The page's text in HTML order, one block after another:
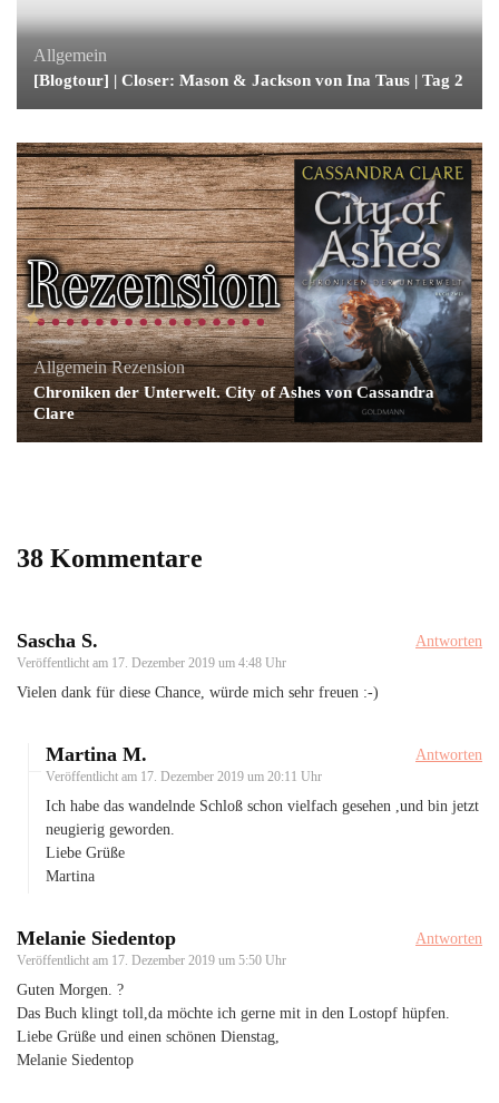
Allgemein
[Blogtour] | Closer: Mason & Jackson von Ina Taus | Tag 2
Allgemein Rezension
Chroniken der Unterwelt. City of Ashes von Cassandra
Clare
38 Kommentare
Sascha S.
Veröffentlicht am 17. Dezember 2019 um 4:48 Uhr
Antworten
Vielen dank für diese Chance, würde mich sehr freuen :-)
Martina M.
Veröffentlicht am 17. Dezember 2019 um 20:11 Uhr
Antworten
Ich habe das wandelnde Schloß schon vielfach gesehen ,und bin jetzt
neugierig geworden.
Liebe Grüße
Martina
Melanie Siedentop
Veröffentlicht am 17. Dezember 2019 um 5:50 Uhr
Antworten
Guten Morgen. ?
Das Buch klingt toll,da möchte ich gerne mit in den Lostopf hüpfen.
Liebe Grüße und einen schönen Dienstag,
Melanie Siedentop